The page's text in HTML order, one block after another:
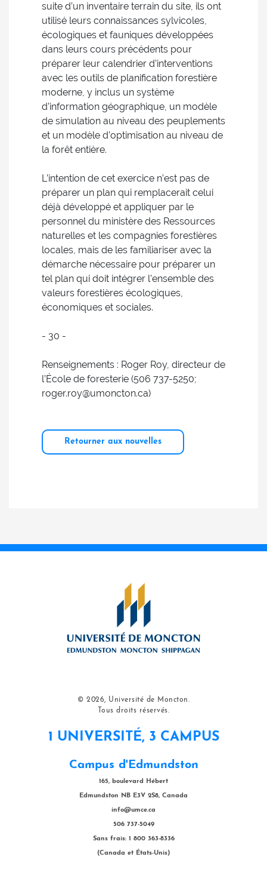
suite d’un inventaire terrain du site, ils ont
utilisé leurs connaissances sylvicoles,
écologiques et fauniques développées
dans leurs cours précédents pour
préparer leur calendrier d’interventions
avec les outils de planification forestière
moderne, y inclus un système
d’information géographique, un modèle
de simulation au niveau des peuplements
et un modèle d’optimisation au niveau de
la forêt entière.
L’intention de cet exercice n’est pas de
préparer un plan qui remplacerait celui
déjà développé et appliquer par le
personnel du ministère des Ressources
naturelles et les compagnies forestières
locales, mais de les familiariser avec la
démarche nécessaire pour préparer un
tel plan qui doit intégrer l’ensemble des
valeurs forestières écologiques,
économiques et sociales.
- 30 -
Renseignements : Roger Roy, directeur de
l’École de foresterie (506 737-5250;
roger.roy@umoncton.ca)
Retourner aux nouvelles
© 2026, Université de Moncton.
Tous droits réservés.
1 UNIVERSITÉ, 3 CAMPUS
Campus d'Edmundston
165, boulevard Hébert
Edmundston NB E3V 2S8, Canada
info@umce.ca
506 737-5049
Sans frais: 1 800 363-8336
(Canada et États-Unis)